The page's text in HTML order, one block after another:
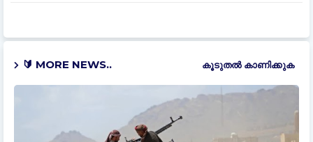
🔰 MORE NEWS.. കൂടുതൽ‍ കാണിക്കുക